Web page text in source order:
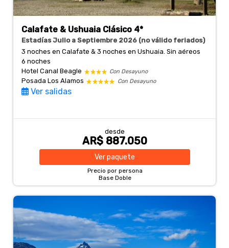
Calafate & Ushuaia Clásico 4*
Estadías Julio a Septiembre 2026 (no válido feriados)
3 noches en Calafate & 3 noches en Ushuaia. Sin aéreos
6 noches
Hotel Canal Beagle
Con Desayuno
Posada Los Alamos Con Desayuno
Ver salidas
desde
AR$ 887.050
Verpaquete
Precio por persona
Base Doble